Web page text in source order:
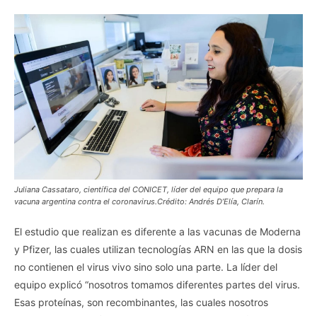
Juliana Cassataro, científica del CONICET, líder del equipo que prepara la
vacuna argentina contra el coronavirus.Crédito: Andrés D’Elía, Clarín.
El estudio que realizan es diferente a las vacunas de Moderna
y Pfizer, las cuales utilizan tecnologías ARN en las que la dosis
no contienen el virus vivo sino solo una parte. La líder del
equipo explicó “nosotros tomamos diferentes partes del virus.
Esas proteínas, son recombinantes, las cuales nosotros